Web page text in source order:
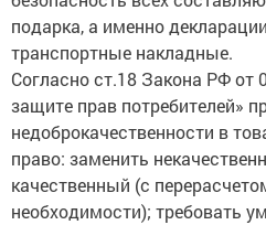
подарка, а именно
транспортные накладные.
Согласно ст.18 Закона РФ от
защите прав потребителей»
недоброкачественности в
право: заменить
качественный (с
необходимости); требовать